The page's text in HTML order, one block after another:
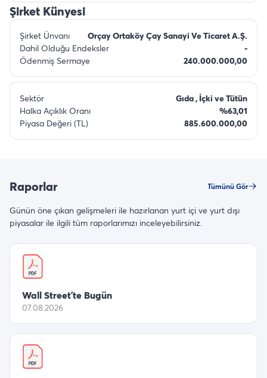
Şirket Künyesi
Şirket Ünvanı
Orçay Ortaköy Çay Sanayi Ve Ticaret A.Ş.
Dahil Olduğu Endeksler
-
Ödenmiş Sermaye
240.000.000,00
Sektör
Gıda , İçki ve Tütün
Halka Açıklık Oranı
%63,01
Piyasa Değeri (TL)
885.600.000,00
Raporlar Tümünü Gör
Günün öne çıkan gelişmeleri ile hazırlanan yurt içi ve yurt dışı
piyasalar ile ilgili tüm raporlarımızı inceleyebilirsiniz.
Wall Street’te Bugün
07.08.2026